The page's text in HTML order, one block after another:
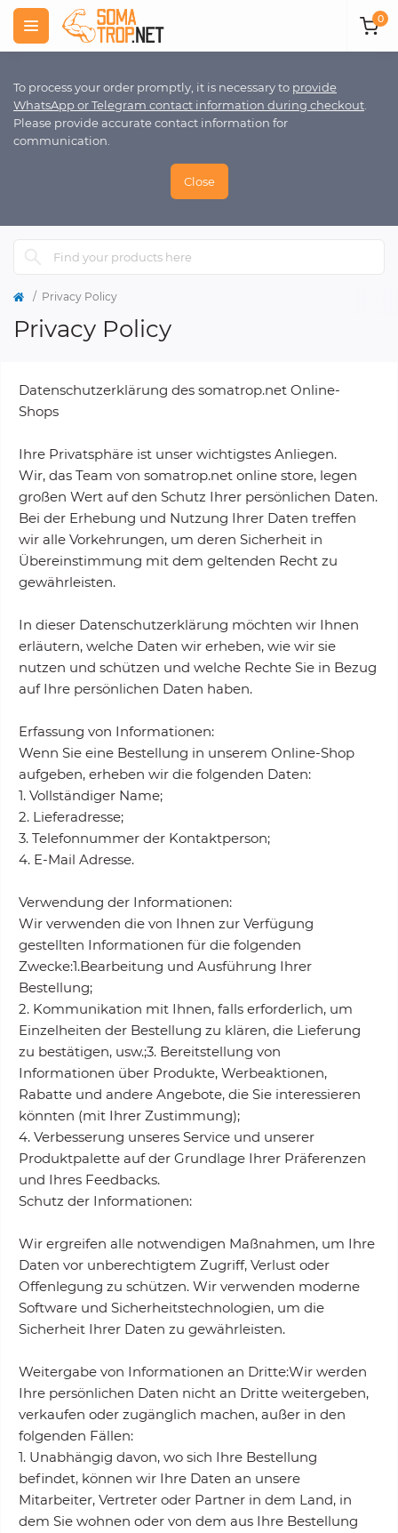
To process your order promptly, it is necessary to provide
WhatsApp or Telegram contact information during checkout
Please provide accurate contact information for
communication.
Close
0
Privacy Policy
Privacy Policy
Datenschutzerklärung des somatrop.net Online-
Shops
Ihre Privatsphäre ist unser wichtigstes Anliegen.
Wir, das Team von somatrop.net online store, legen
großen Wert auf den Schutz Ihrer persönlichen Daten.
Bei der Erhebung und Nutzung Ihrer Daten treffen
wir alle Vorkehrungen, um deren Sicherheit in
Übereinstimmung mit dem geltenden Recht zu
gewährleisten.
In dieser Datenschutzerklärung möchten wir Ihnen
erläutern, welche Daten wir erheben, wie wir sie
nutzen und schützen und welche Rechte Sie in Bezug
auf Ihre persönlichen Daten haben.
Erfassung von Informationen:
Wenn Sie eine Bestellung in unserem Online-Shop
aufgeben, erheben wir die folgenden Daten:
1. Vollständiger Name;
2. Lieferadresse;
3. Telefonnummer der Kontaktperson;
4. E-Mail Adresse.
Verwendung der Informationen:
Wir verwenden die von Ihnen zur Verfügung
gestellten Informationen für die folgenden
Zwecke:1.Bearbeitung und Ausführung Ihrer
Bestellung;
2. Kommunikation mit Ihnen, falls erforderlich, um
Einzelheiten der Bestellung zu klären, die Lieferung
zu bestätigen, usw.;3. Bereitstellung von
Informationen über Produkte, Werbeaktionen,
Rabatte und andere Angebote, die Sie interessieren
könnten (mit Ihrer Zustimmung);
4. Verbesserung unseres Service und unserer
Produktpalette auf der Grundlage Ihrer Präferenzen
und Ihres Feedbacks.
Schutz der Informationen:
Wir ergreifen alle notwendigen Maßnahmen, um Ihre
Daten vor unberechtigtem Zugriff, Verlust oder
Offenlegung zu schützen. Wir verwenden moderne
Software und Sicherheitstechnologien, um die
Sicherheit Ihrer Daten zu gewährleisten.
Weitergabe von Informationen an Dritte:Wir werden
Ihre persönlichen Daten nicht an Dritte weitergeben,
verkaufen oder zugänglich machen, außer in den
folgenden Fällen:
1. Unabhängig davon, wo sich Ihre Bestellung
befindet, können wir Ihre Daten an unsere
Mitarbeiter, Vertreter oder Partner in dem Land, in
dem Sie wohnen oder von dem aus Ihre Bestellung